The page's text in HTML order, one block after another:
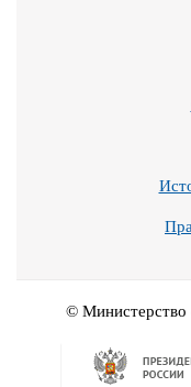
© Министерство